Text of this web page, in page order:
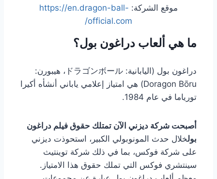
موقع الشركة: https://en.dragon-ball-
official.com/
ما هي ألعاب دراغون بول؟
دراغون بول (اليابانية: ドラゴンボール، هيبورن:
Doragon Bōru) هي امتياز إعلامي ياباني أنشأه أكيرا
تورياما في عام 1984.
أصبحت شركة ديزني الآن تمتلك حقوق فيلم دراغون
بولخلال حدث المونوبولي الكبير، استحوذت ديزني
على شركة فوكس، بما في ذلك شركة توينتيث
سينتشري فوكس التي تملك حقوق هذا الامتياز.